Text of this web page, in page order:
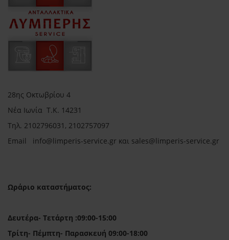
28ης Οκτωβρίου 4
Νέα Ιωνία Τ.Κ. 14231
Τηλ. 2102796031, 2102757097
Email info@limperis-service.gr και sales@limperis-service.gr
Ωράριο καταστήματος:
Δευτέρα- Τετάρτη :09:00-15:00
Τρίτη- Πέμπτη- Παρασκευή 09:00-18:00